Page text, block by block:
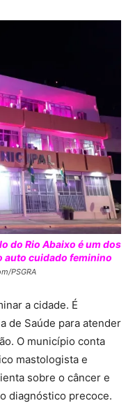
do Rio Abaixo é um dos
auto cuidado feminino
PSGRA
a cidade. É
de Saúde para atender
O município conta
mastologista e
sobre o câncer e
diagnóstico precoce.